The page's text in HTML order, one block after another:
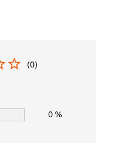
(0)
0 %